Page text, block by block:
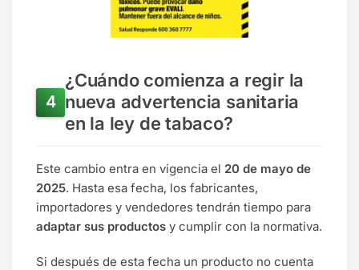
¿Cuándo comienza a regir la
nueva advertencia sanitaria
en la ley de tabaco?
Este cambio entra en vigencia el 20 de mayo de
2025. Hasta esa fecha, los fabricantes,
importadores y vendedores tendrán tiempo para
adaptar sus productos y cumplir con la normativa.
Si después de esta fecha un producto no cuenta